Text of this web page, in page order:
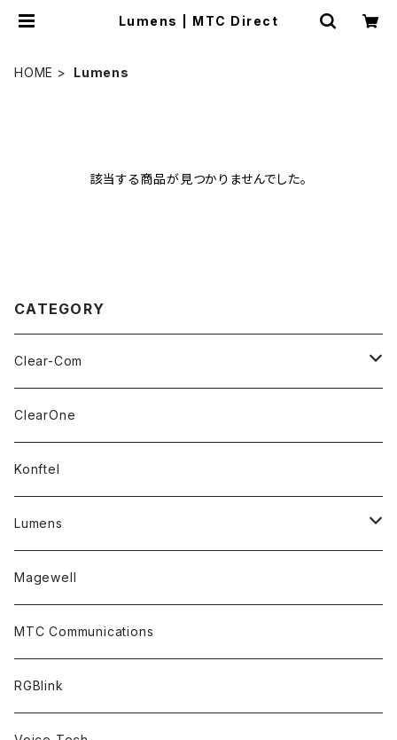
Lumens | MTC Direct
HOME Lumens
該当する商品が見つかりませんでした。
CATEGORY
Clear-Com
Headsets
Accessory Parts
ClearOne
Konftel
Lumens
PTZ Camera
Accessories
Magewell
MTC Communications
RGBlink